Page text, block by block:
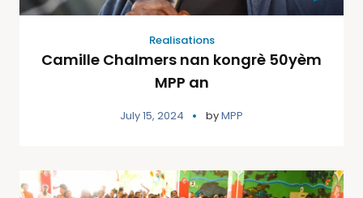
Realisations
Camille Chalmers nan kongrè 50yèm
MPP an
July 15, 2024 byMPP